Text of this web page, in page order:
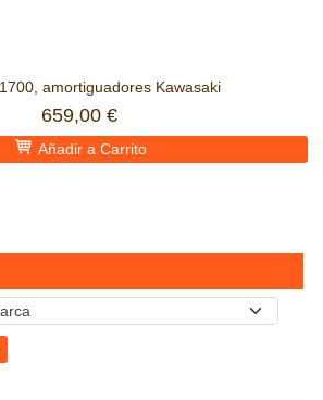
amortiguadores Kawasaki
659,00 €
Añadir a Carrito